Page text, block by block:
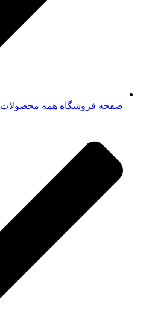
صفحه فروشگاه همه محصولات​